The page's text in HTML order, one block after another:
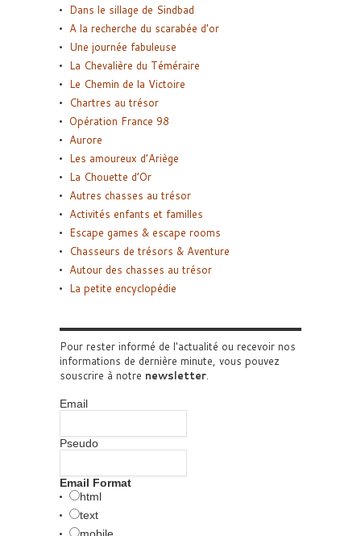
Dans le sillage de Sindbad
A la recherche du scarabée d’or
Une journée fabuleuse
La Chevalière du Téméraire
Le Chemin de la Victoire
Chartres au trésor
Opération France 98
Aurore
Les amoureux d’Ariège
La Chouette d’Or
Autres chasses au trésor
Activités enfants et familles
Escape games & escape rooms
Chasseurs de trésors & Aventure
Autour des chasses au trésor
La petite encyclopédie
Pour rester informé de l'actualité ou recevoir nos
informations de dernière minute, vous pouvez
souscrire à notre newsletter.
Email
Pseudo
Email Format
html
text